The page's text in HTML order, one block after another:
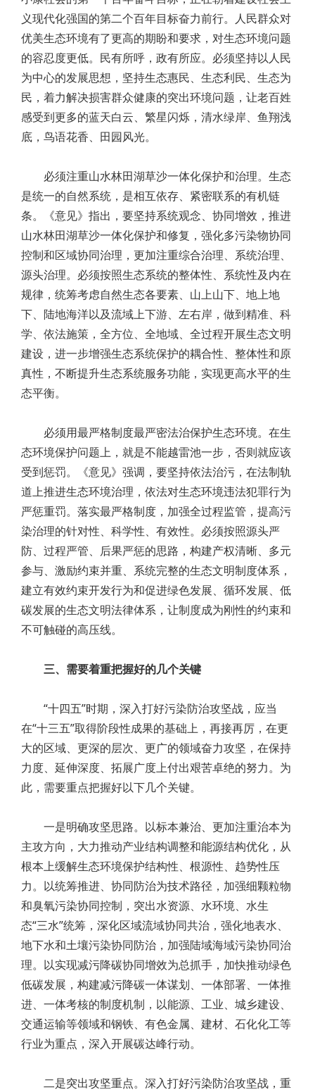
义现代化强国的第二个百年目标奋力前行。人民群众对
优美生态环境有了更高的期盼和要求，对生态环境问题
的容忍度更低。民有所呼，政有所应。必须坚持以人民
为中心的发展思想，坚持生态惠民、生态利民、生态为
民，着力解决损害群众健康的突出环境问题，让老百姓
感受到更多的蓝天白云、繁星闪烁，清水绿岸、鱼翔浅
底，鸟语花香、田园风光。
必须注重山水林田湖草沙一体化保护和治理。生态
是统一的自然系统，是相互依存、紧密联系的有机链
条。《意见》指出，要坚持系统观念、协同增效，推进
山水林田湖草沙一体化保护和修复，强化多污染物协同
控制和区域协同治理，更加注重综合治理、系统治理、
源头治理。必须按照生态系统的整体性、系统性及内在
规律，统筹考虑自然生态各要素、山上山下、地上地
下、陆地海洋以及流域上下游、左右岸，做到精准、科
学、依法施策，全方位、全地域、全过程开展生态文明
建设，进一步增强生态系统保护的耦合性、整体性和原
真性，不断提升生态系统服务功能，实现更高水平的生
态平衡。
必须用最严格制度最严密法治保护生态环境。在生
态环境保护问题上，就是不能越雷池一步，否则就应该
受到惩罚。《意见》强调，要坚持依法治污，在法制轨
道上推进生态环境治理，依法对生态环境违法犯罪行为
严惩重罚。落实最严格制度，加强全过程监管，提高污
染治理的针对性、科学性、有效性。必须按照源头严
防、过程严管、后果严惩的思路，构建产权清晰、多元
参与、激励约束并重、系统完整的生态文明制度体系，
建立有效约束开发行为和促进绿色发展、循环发展、低
碳发展的生态文明法律体系，让制度成为刚性的约束和
不可触碰的高压线。
三、需要着重把握好的几个关键
“十四五”时期，深入打好污染防治攻坚战，应当
在“十三五”取得阶段性成果的基础上，再接再厉，在更
大的区域、更深的层次、更广的领域奋力攻坚，在保持
力度、延伸深度、拓展广度上付出艰苦卓绝的努力。为
此，需要重点把握好以下几个关键。
一是明确攻坚思路。以标本兼治、更加注重治本为
主攻方向，大力推动产业结构调整和能源结构优化，从
根本上缓解生态环境保护结构性、根源性、趋势性压
力。以统筹推进、协同防治为技术路径，加强细颗粒物
和臭氧污染协同控制，突出水资源、水环境、水生
态“三水”统筹，深化区域流域协同共治，强化地表水、
地下水和土壤污染协同防治，加强陆域海域污染协同治
理。以实现减污降碳协同增效为总抓手，加快推动绿色
低碳发展，构建减污降碳一体谋划、一体部署、一体推
进、一体考核的制度机制，以能源、工业、城乡建设、
交通运输等领域和钢铁、有色金属、建材、石化化工等
行业为重点，深入开展碳达峰行动。
二是突出攻坚重点。深入打好污染防治攻坚战，重